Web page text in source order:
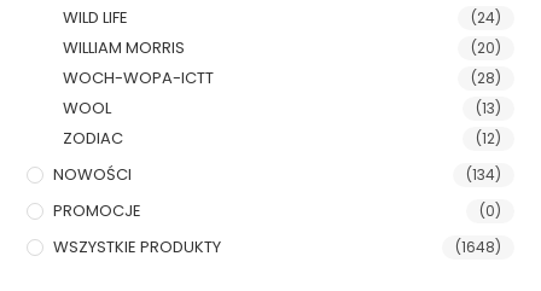
WILD LIFE (24)
WILLIAM MORRIS (20)
WOCH-WOPA-ICTT (28)
WOOL (13)
ZODIAC (12)
NOWOŚCI (134)
PROMOCJE (0)
WSZYSTKIE PRODUKTY (1648)